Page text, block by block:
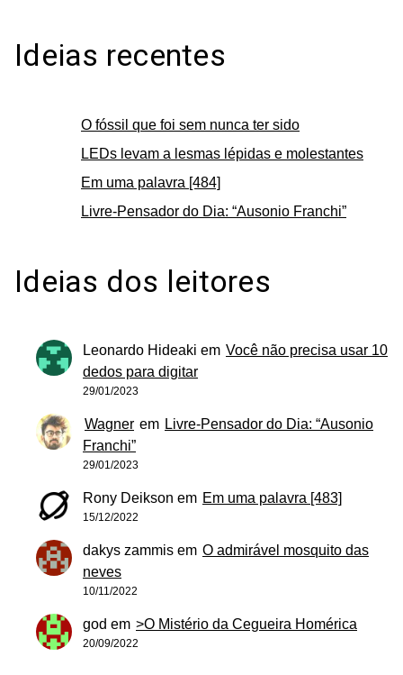
Ideias recentes
O fóssil que foi sem nunca ter sido
LEDs levam a lesmas lépidas e molestantes
Em uma palavra [484]
Livre-Pensador do Dia: “Ausonio Franchi”
Ideias dos leitores
Leonardo Hideaki em Você não precisa usar 10
dedos para digitar
29/01/2023
Wagner em Livre-Pensador do Dia: “Ausonio
Franchi”
29/01/2023
Rony Deikson em Em uma palavra [483]
15/12/2022
dakys zammis em O admirável mosquito das
neves
10/11/2022
god em >O Mistério da Cegueira Homérica
20/09/2022